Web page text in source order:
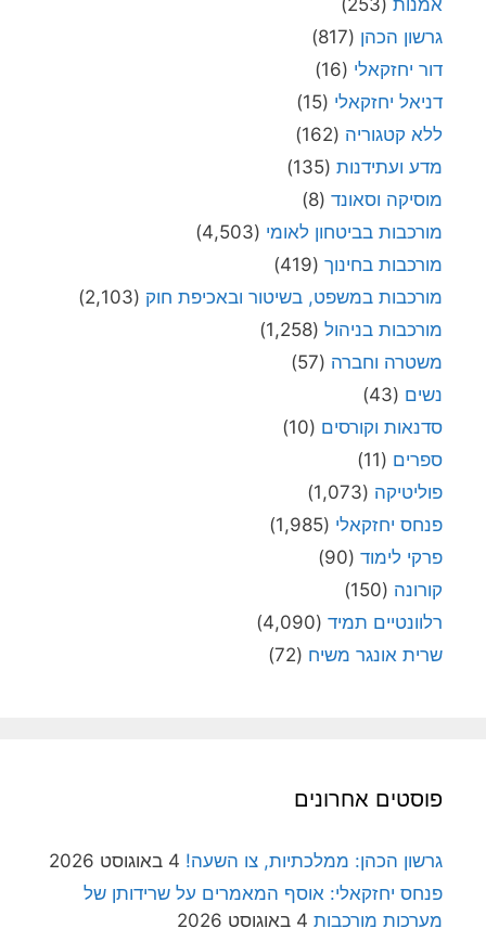
אמנות (253)
גרשון הכהן (817)
דור יחזקאלי (16)
דניאל יחזקאלי (15)
ללא קטגוריה (162)
מדע ועתידנות (135)
מוסיקה וסאונד (8)
מורכבות בביטחון לאומי (4,503)
מורכבות בחינוך (419)
מורכבות במשפט, בשיטור ובאכיפת חוק (2,103)
מורכבות בניהול (1,258)
משטרה וחברה (57)
נשים (43)
סדנאות וקורסים (10)
ספרים (11)
פוליטיקה (1,073)
פנחס יחזקאלי (1,985)
פרקי לימוד (90)
קורונה (150)
רלוונטיים תמיד (4,090)
שרית אונגר משיח (72)
פוסטים אחרונים
גרשון הכהן: ממלכתיות, צו השעה! 4 באוגוסט 2026
פנחס יחזקאלי: אוסף המאמרים על שרידותן של
מערכות מורכבות 4 באוגוסט 2026